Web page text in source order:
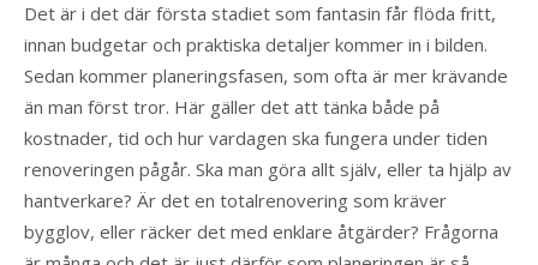
Det är i det där första stadiet som fantasin får flöda fritt,
innan budgetar och praktiska detaljer kommer in i bilden.
Sedan kommer planeringsfasen, som ofta är mer krävande
än man först tror. Här gäller det att tänka både på
kostnader, tid och hur vardagen ska fungera under tiden
renoveringen pågår. Ska man göra allt själv, eller ta hjälp av
hantverkare? Är det en totalrenovering som kräver
bygglov, eller räcker det med enklare åtgärder? Frågorna